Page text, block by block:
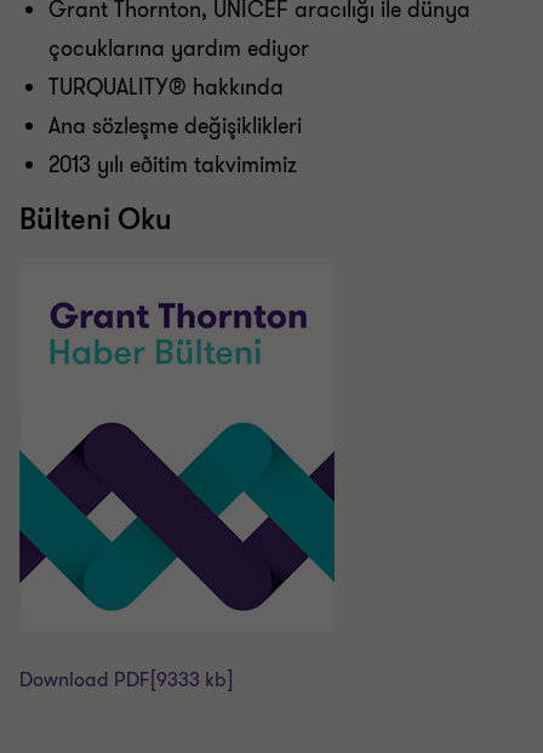
Grant Thornton, UNICEF aracılığı ile dünya
çocuklarına yardım ediyor
TURQUALITY® hakkında
Ana sözleşme değişiklikleri
2013 yılı eðitim takvimimiz
Bülteni Oku
Download PDF [9333 kb]